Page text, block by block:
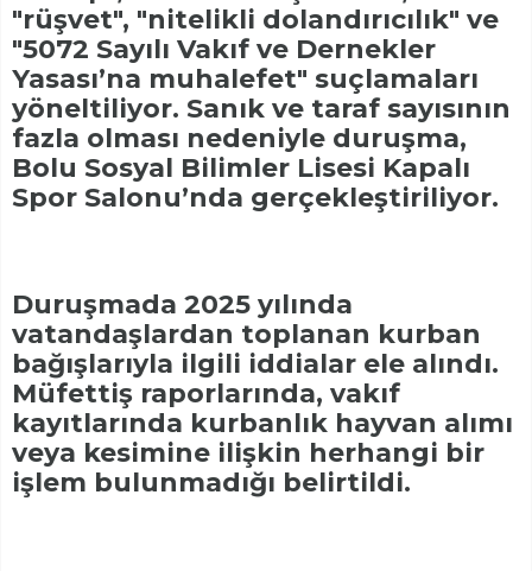
"rüşvet", "nitelikli dolandırıcılık" ve
"5072 Sayılı Vakıf ve Dernekler
Yasası’na muhalefet" suçlamaları
yöneltiliyor. Sanık ve taraf sayısının
fazla olması nedeniyle duruşma,
Bolu Sosyal Bilimler Lisesi Kapalı
Spor Salonu’nda gerçekleştiriliyor.
Duruşmada 2025 yılında
vatandaşlardan toplanan kurban
bağışlarıyla ilgili iddialar ele alındı.
Müfettiş raporlarında, vakıf
kayıtlarında kurbanlık hayvan alımı
veya kesimine ilişkin herhangi bir
işlem bulunmadığı belirtildi.